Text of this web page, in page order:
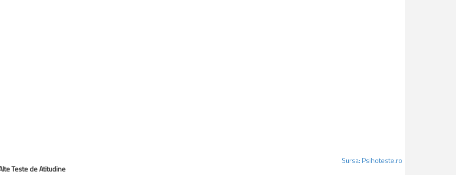
Sursa: Psihoteste.ro
Teste de Atitudine